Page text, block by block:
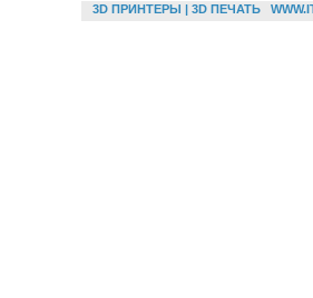
3D ПРИНТЕРЫ | 3D ПЕЧАТЬ